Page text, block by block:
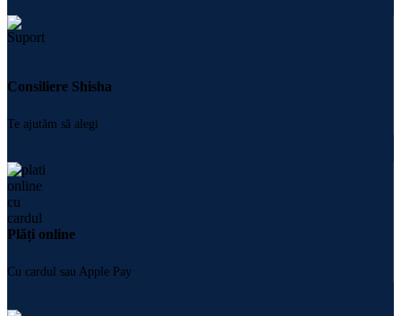
Consiliere Shisha
Te ajutăm să alegi
Plăți online
Cu cardul sau Apple Pay